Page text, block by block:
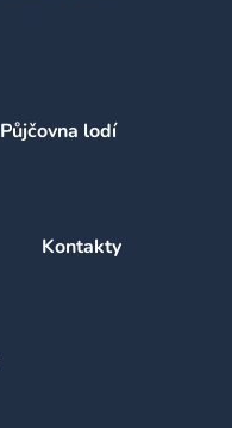
Půjčovna lodí
Kontakty